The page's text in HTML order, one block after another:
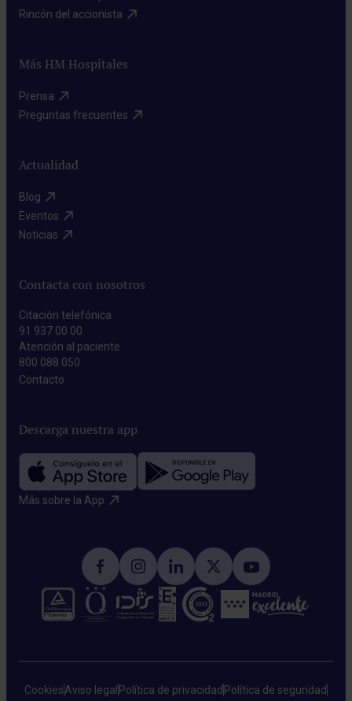
Rincón del accionista​
Más HM Hospitales
Prensa​
Preguntas frecuentes​
Actualidad
Blog​
Eventos​
Noticias​
Contacta con nosotros
Citación telefónica
91 937 00 00
Atención al paciente
800 088 050
Contacto​
Descarga nuestra app
Más sobre la App​
CookiesAviso legalPolítica de privacidadPolítica de seguridad